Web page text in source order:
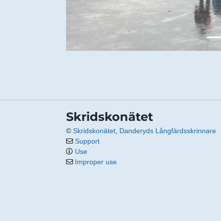
Skridskonätet
© Skridskonätet Danderyds Långfärdsskrinnare
Support
Use
Improper use